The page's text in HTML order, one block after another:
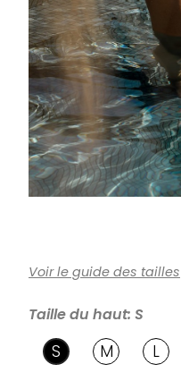
Voir le guide des tailles
Taille du haut: S
S M L